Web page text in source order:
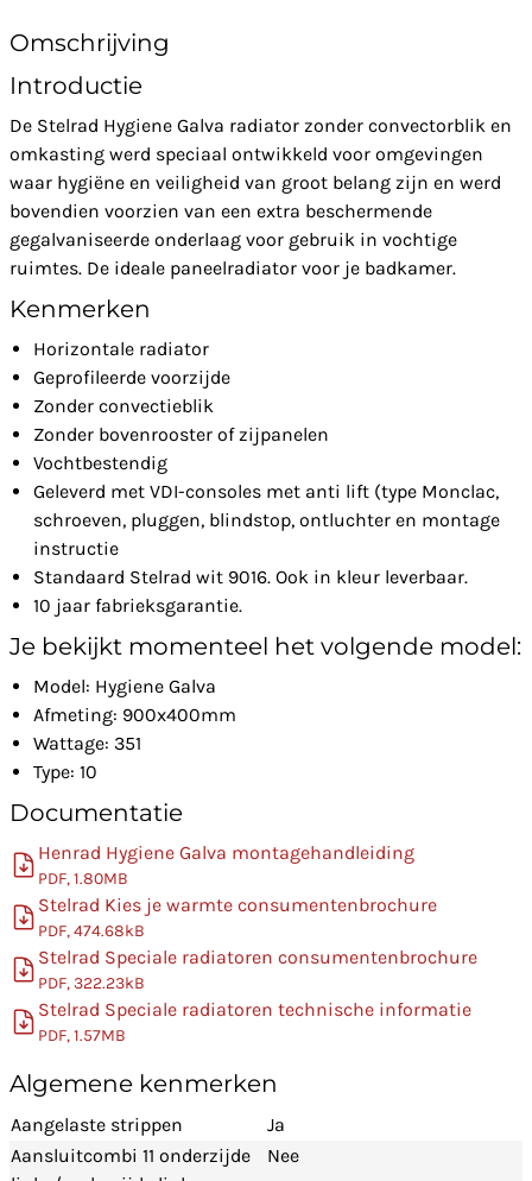
Omschrijving
Introductie
De Stelrad Hygiene Galva radiator zonder convectorblik en
omkasting werd speciaal ontwikkeld voor omgevingen
waar hygiëne en veiligheid van groot belang zijn en werd
bovendien voorzien van een extra beschermende
gegalvaniseerde onderlaag voor gebruik in vochtige
ruimtes. De ideale paneelradiator voor je badkamer.
Kenmerken
Horizontale radiator
Geprofileerde voorzijde
Zonder convectieblik
Zonder bovenrooster of zijpanelen
Vochtbestendig
Geleverd met VDI-consoles met anti lift (type Monclac,
schroeven, pluggen, blindstop, ontluchter en montage
instructie
Standaard Stelrad wit 9016. Ook in kleur leverbaar.
10 jaar fabrieksgarantie.
Je bekijkt momenteel het volgende model:
Model: Hygiene Galva
Afmeting: 900x400mm
Wattage: 351
Type: 10
Documentatie
Henrad Hygiene Galva montagehandleiding
PDF, 1.80MB
Stelrad Kies je warmte consumentenbrochure
PDF, 474.68kB
Stelrad Speciale radiatoren consumentenbrochure
PDF, 322.23kB
Stelrad Speciale radiatoren technische informatie
PDF, 1.57MB
Algemene kenmerken
Aangelaste strippen
Ja
Aansluitcombi 11 onderzijde
Nee